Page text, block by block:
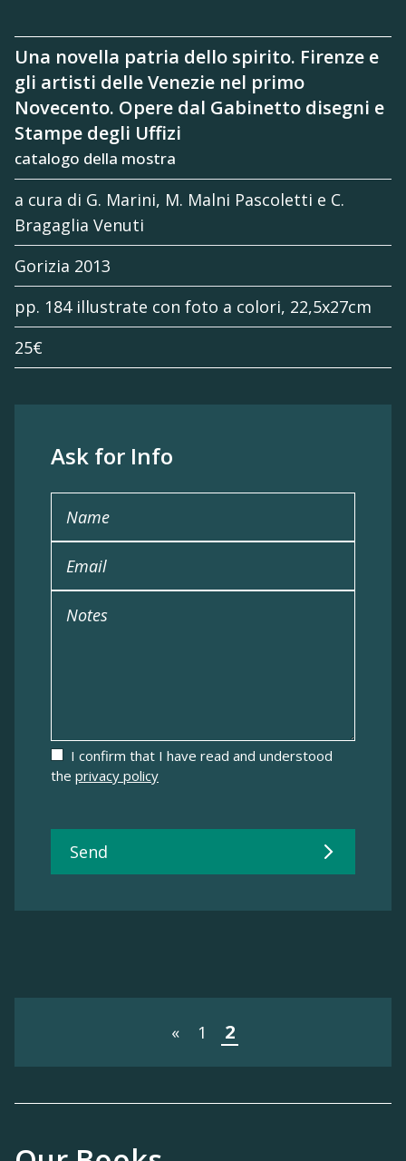
Una novella patria dello spirito. Firenze e
gli artisti delle Venezie nel primo
Novecento. Opere dal Gabinetto disegni e
Stampe degli Uffizi
catalogo della mostra
a cura di G. Marini, M. Malni Pascoletti e C.
Bragaglia Venuti
Gorizia 2013
pp. 184 illustrate con foto a colori, 22,5x27cm
25€
Ask for Info
I confirm that I have read and understood
the privacy policy
Send
« 1 2